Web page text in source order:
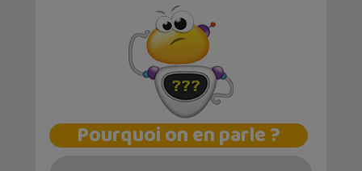
Pourquoi on en parle ?